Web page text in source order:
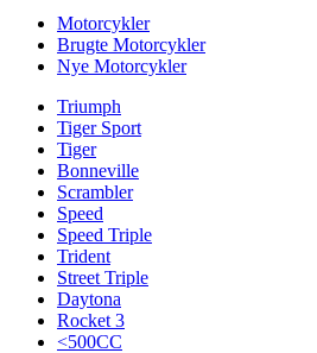
Motorcykler
Brugte Motorcykler
Nye Motorcykler
Triumph
Tiger Sport
Tiger
Bonneville
Scrambler
Speed
Speed Triple
Trident
Street Triple
Daytona
Rocket 3
<500CC